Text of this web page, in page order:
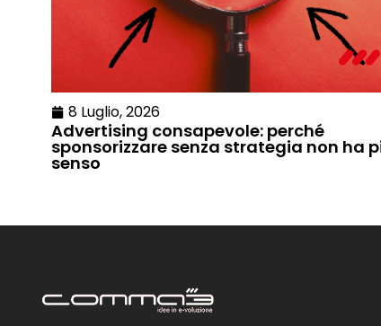
8 Luglio, 2026
Advertising consapevole: perché
sponsorizzare senza strategia non ha
senso